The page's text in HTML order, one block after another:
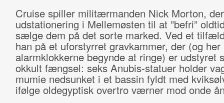
Cruise spiller militærmanden Nick Morton,
udstationering i Mellemøsten til at ”befri”
sælge dem på det sorte marked. Ved et
han på et uforstyrret gravkammer, der (og her
alarmklokkerne begynde at ringe) er udstyret
okkult fængsel: seks Anubis-statuer holder
mumie nedsunket i et bassin fyldt med
ifølge oldegyptisk overtro værner mod onde